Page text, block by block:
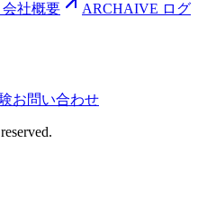
会社概要
ARCHAIVE ログ
お問い合わせ